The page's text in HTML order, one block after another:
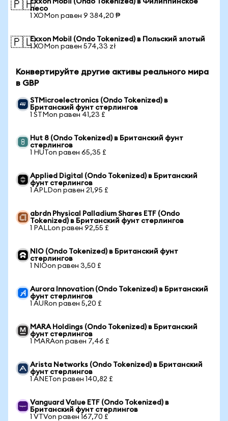
🇵🇭Exxon Mobil (Ondo Tokenized) в Филиппинское
песо
1 XOMon равен 9 384,20 ₱
🇵🇱Exxon Mobil (Ondo Tokenized) в Польский злотый
1 XOMon равен 574,33 zł
Конвертируйте другие активы реального мира
в GBP
STMicroelectronics (Ondo Tokenized) в
Британский фунт стерлингов
1 STMon равен 41,23 £
Hut 8 (Ondo Tokenized) в Британский фунт
стерлингов
1 HUTon равен 65,35 £
Applied Digital (Ondo Tokenized) в Британский
фунт стерлингов
1 APLDon равен 21,95 £
abrdn Physical Palladium Shares ETF (Ondo
Tokenized) в Британский фунт стерлингов
1 PALLon равен 92,55 £
NIO (Ondo Tokenized) в Британский фунт
стерлингов
1 NIOon равен 3,50 £
Aurora Innovation (Ondo Tokenized) в Британский
фунт стерлингов
1 AURon равен 5,20 £
MARA Holdings (Ondo Tokenized) в Британский
фунт стерлингов
1 MARAon равен 7,46 £
Arista Networks (Ondo Tokenized) в Британский
фунт стерлингов
1 ANETon равен 140,82 £
Vanguard Value ETF (Ondo Tokenized) в
Британский фунт стерлингов
1 VTVon равен 167,70 £